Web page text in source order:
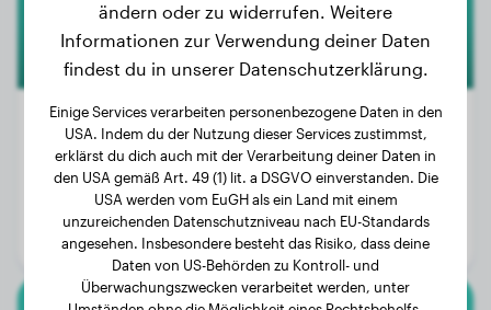
Gewicht:
11 kg
2 Jahre, 11 Monate
Geschlecht:
Hündinn
ändern oder zu widerrufen. Weitere
Informationen zur Verwendung deiner Daten
findest du in unserer Datenschutzerklärung.
Einige Services verarbeiten personenbezogene Daten in den
USA. Indem du der Nutzung dieser Services zustimmst,
erklärst du dich auch mit der Verarbeitung deiner Daten in
den USA gemäß Art. 49 (1) lit. a DSGVO einverstanden. Die
USA werden vom EuGH als ein Land mit einem
unzureichenden Datenschutzniveau nach EU-Standards
angesehen. Insbesondere besteht das Risiko, dass deine
Daten von US-Behörden zu Kontroll- und
Überwachungszwecken verarbeitet werden, unter